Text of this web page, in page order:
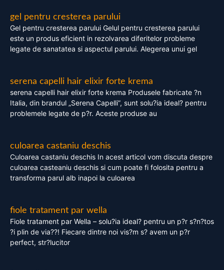
gel pentru cresterea parului
Gel pentru cresterea parului Gelul pentru cresterea parului
este un produs eficient in rezolvarea diferitelor probleme
legate de sanatatea si aspectul parului. Alegerea unui gel
serena capelli hair elixir forte krema
serena capelli hair elixir forte krema Produsele fabricate ?n
Italia, din brandul „Serena Capelli”, sunt solu?ia ideal? pentru
problemele legate de p?r. Aceste produse au
culoarea castaniu deschis
Culoarea castaniu deschis In acest articol vom discuta despre
culoarea casteaniu deschis si cum poate fi folosita pentru a
transforma parul alb inapoi la culoarea
fiole tratament par wella
Fiole tratament par Wella – solu?ia ideal? pentru un p?r s?n?tos
?i plin de via??! Fiecare dintre noi vis?m s? avem un p?r
perfect, str?lucitor